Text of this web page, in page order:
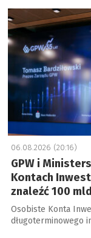
a
06.08.2026 (20:16)
GPW i
Kontach
znaleźć 100
Osobiste Konta
długoterminowego